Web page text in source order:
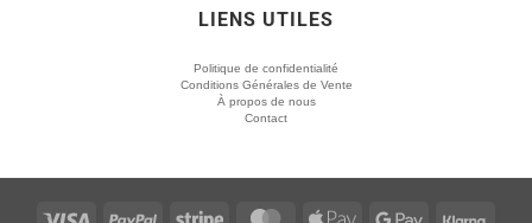
LIENS UTILES
Politique de confidentialité
Conditions Générales de Vente
À propos de nous
Contact
Visa PayPal Stripe MasterCardApple Google